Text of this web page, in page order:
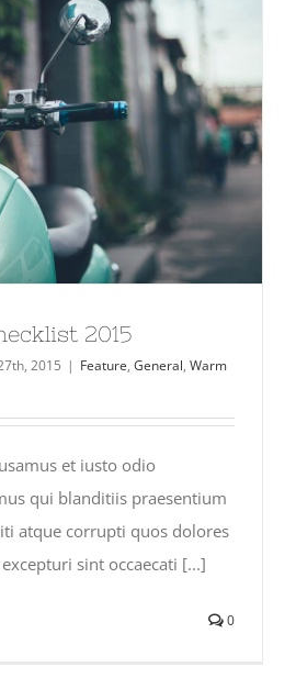
2015
2015 | Feature, General, Warm
et iusto odio
qui blanditiis praesentium
atque corrupti quos dolores
sint occaecati [...]
0